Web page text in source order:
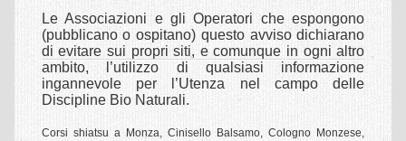
Shiatsu & Diversamente Abili
Shiatsu & Fibromialgia
Shiatsu & Malattia
Shiatsu & oncologia
Le Associazioni e gli Operatori che espongono
(pubblicano o ospitano) questo avviso dichiarano
di evitare sui propri siti, e comunque in ogni altro
ambito, l’utilizzo di qualsiasi informazione
ingannevole per l’Utenza nel campo delle
Discipline Bio Naturali.
Corsi shiatsu a Monza, Cinisello Balsamo, Cologno Monzese,